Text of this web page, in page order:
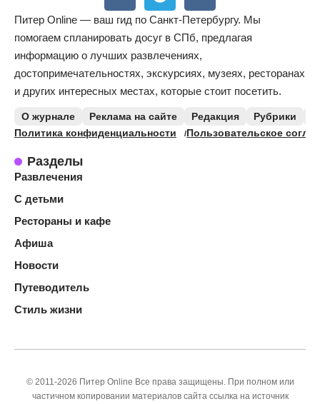
Питер Online — ваш гид по Санкт-Петербургу. Мы
помогаем спланировать досуг в СПб, предлагая
информацию о лучших развлечениях,
достопримечательностях, экскурсиях, музеях, ресторанах
и других интересных местах, которые стоит посетить.
О журнале Реклама на сайте Редакция Рубрики
Политика конфиденциальности
Пользовательское
Разделы
Развлечения
С детьми
Рестораны и кафе
Афиша
Новости
Путеводитель
Стиль жизни
© 2011-2026 Питер Online Все права защищены. При полном или
частичном копировании материалов сайта ссылка на источник